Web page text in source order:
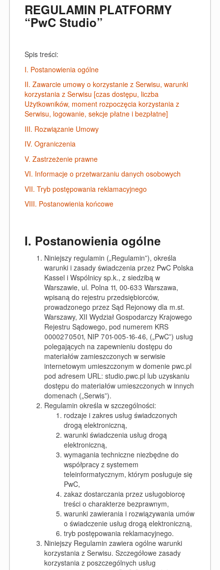
REGULAMIN PLATFORMY
“PwC Studio”
Spis treści:
I. Postanowienia ogólne
II. Zawarcie umowy o korzystanie z Serwisu, warunki
korzystania z Serwisu [czas dostępu, liczba
Użytkowników, moment rozpoczęcia korzystania z
Serwisu, logowanie, sekcje płatne i bezpłatne]
III. Rozwiązanie Umowy
IV. Ograniczenia
V. Zastrzeżenie prawne
VI. Informacje o przetwarzaniu danych osobowych
VII. Tryb postępowania reklamacyjnego
VIII. Postanowienia końcowe
I. Postanowienia ogólne
Niniejszy regulamin („Regulamin”), określa
warunki i zasady świadczenia przez PwC Polska
Kassel i Wspólnicy sp.k., z siedzibą w
Warszawie, ul. Polna 11, 00-633 Warszawa,
wpisaną do rejestru przedsiębiorców,
prowadzonego przez Sąd Rejonowy dla m.st.
Warszawy, XII Wydział Gospodarczy Krajowego
Rejestru Sądowego, pod numerem KRS
0000270501, NIP 701-005-16-46, („PwC”) usług
polegających na zapewnieniu dostępu do
materiałów zamieszczonych w serwisie
internetowym umieszczonym w domenie pwc.pl
pod adresem URL: studio.pwc.pl lub uzyskaniu
dostępu do materiałów umieszczonych w innych
domenach („Serwis”).
Regulamin określa w szczególności:
rodzaje i zakres usług świadczonych
drogą elektroniczną,
warunki świadczenia usług drogą
elektroniczną,
wymagania techniczne niezbędne do
współpracy z systemem
teleinformatycznym, którym posługuje się
PwC,
zakaz dostarczania przez usługobiorcę
treści o charakterze bezprawnym,
warunki zawierania i rozwiązywania umów
o świadczenie usług drogą elektroniczną,
tryb postępowania reklamacyjnego.
Niniejszy Regulamin zawiera ogólne warunki
korzystania z Serwisu. Szczegółowe zasady
korzystania z poszczególnych usług